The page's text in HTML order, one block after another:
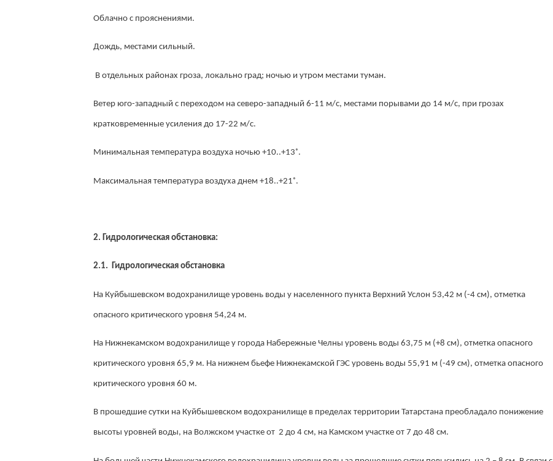
Облачно с прояснениями.
Дождь, местами сильный.
В отдельных районах гроза, локально град; ночью и утром местами туман.
Ветер юго-западный с переходом на северо-западный 6-11 м/с, местами порывами до 14 м/с, при грозах
кратковременные усиления до 17-22 м/с.
Минимальная температура воздуха ночью +10..+13˚.
Максимальная температура воздуха днем +18..+21˚.
2. Гидрологическая обстановка:
2.1. Гидрологическая обстановка
На Куйбышевском водохранилище уровень воды у населенного пункта Верхний Услон 53,42 м (-4 см), отметка
опасного критического уровня 54,24 м.
На Нижнекамском водохранилище у города Набережные Челны уровень воды 63,75 м (+8 см), отметка опасного
критического уровня 65,9 м. На нижнем бьефе Нижнекамской ГЭС уровень воды 55,91 м (-49 см), отметка опасного
критического уровня 60 м.
В прошедшие сутки на Куйбышевском водохранилище в пределах территории Татарстана преобладало понижение
высоты уровней воды, на Волжском участке от 2 до 4 см, на Камском участке от 7 до 48 см.